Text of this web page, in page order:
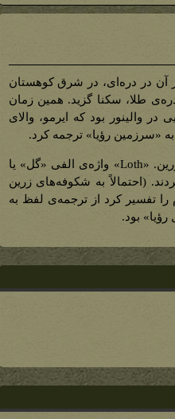
آن در دره‌ای، در شرق کوهستان
طلا، سکنا گزید. همین زمان
والینور بود که ایرمو، والای
«سرزمین رؤیا» ترجمه کرد.
آن زمان، قلمروی گالادریل نام دیگری نیز به خود گرفت: لوتلورین. «Loth» واژه‌ی الفی «گل» یا
(احتمالاً به شکوفه‌های زرین
تفسیر کرد از ترجمه‌ی لفظ به
بود.